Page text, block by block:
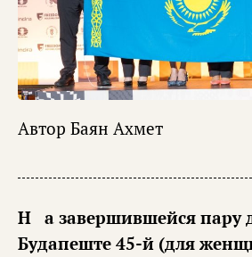
Автор Баян Ахмет
На завершившейся пару дней назад в
Будапеште 45-й (для